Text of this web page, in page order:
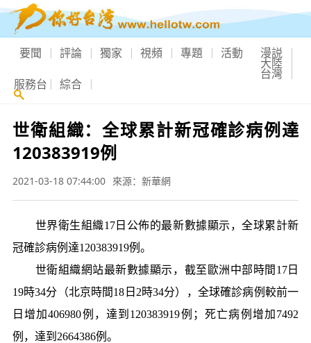
要聞 評論 獨家 視頻 專題 活動 漫説
大陸
台灣
服務台 綜合
世衛組織：全球累計新冠確診病例達
120383919例
2021-03-18 07:44:00 來源：新華網
世界衛生組織17日公佈的最新數據顯示，全球累計新
冠確診病例達120383919例。
世衛組織網站最新數據顯示，截至歐洲中部時間17日
19時34分（北京時間18日2時34分），全球確診病例較前一
日增加406980例，達到120383919例；死亡病例增加7492
例，達到2664386例。